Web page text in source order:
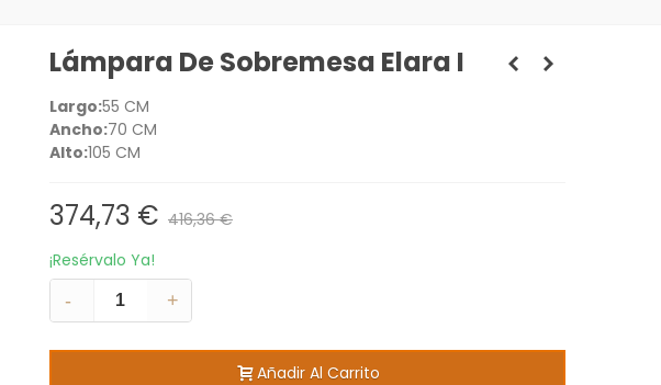
Lámpara De Sobremesa Elara I
Largo:55 CM
Ancho:70 CM
Alto:105 CM
374,73 € 416,36 €
¡Resérvalo Ya!
-
+
Añadir Al Carrito